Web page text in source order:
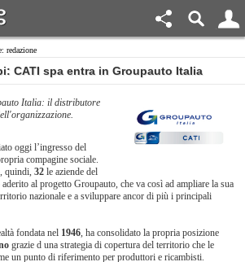
redazione
​CATI spa entra in Groupauto Italia
Italia: il distributore
oggi l’ingresso del
compagine sociale.
quindi, 32 le aziende del
al progetto Groupauto, che va così ad ampliare la sua
nazionale e a sviluppare ancor di più i principali
fondata nel 1946, ha consolidato la propria posizione
grazie d una strategia di copertura del territorio che le
un punto di riferimento per produttori e ricambisti.